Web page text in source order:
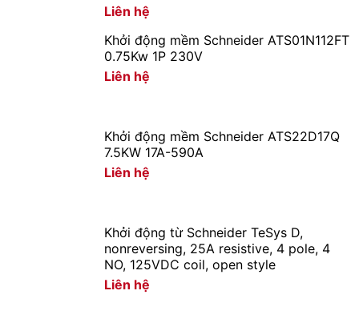
Liên hệ
Khởi động mềm Schneider ATS01N112FT
0.75Kw 1P 230V
Liên hệ
Khởi động mềm Schneider ATS22D17Q
7.5KW 17A-590A
Liên hệ
Khởi động từ Schneider TeSys D,
nonreversing, 25A resistive, 4 pole, 4
NO, 125VDC coil, open style
Liên hệ